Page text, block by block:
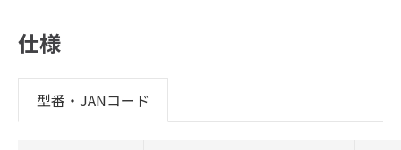
仕様
型番・JANコード